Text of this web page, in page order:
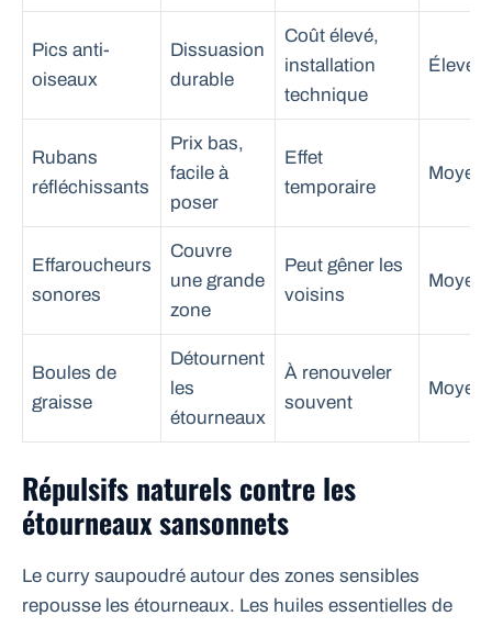
Pics anti-
oiseaux
Dissuasion
durable
Coût élevé,
installation
technique
Élevée
Rubans
réfléchissants
Prix bas,
facile à
poser
Effet
temporaire
Effaroucheurs
sonores
Couvre
une grande
zone
Peut gêner les
voisins
Boules de
graisse
Détournent
les
étourneaux
À renouveler
souvent
Répulsifs naturels contre les
étourneaux sansonnets
Le curry saupoudré autour des zones sensibles
repousse les étourneaux. Les huiles essentielles de